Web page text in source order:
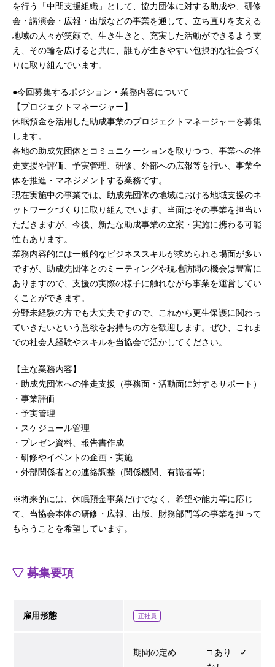
を行う「中間支援組織」として、協力団体に対する助成や、研修
会・講演会・広報・出版などの事業を通して、立ち直りを支える
地域の人々が笑顔で、生き生きと、充実した活動ができるよう支
え、その輪を広げると共に、誰もが生きやすい包摂的な社会づく
りに取り組んでいます。
●今回募集するポジション・業務内容について
【プロジェクトマネージャー】
休眠預金を活用した助成事業のプロジェクトマネージャーを募集
します。
各地の助成先団体とコミュニケーションを取りつつ、事業への伴
走支援や評価、予実管理、研修、外部への広報等を行い、事業全
体を推進・マネジメントする業務です。
現在実施中の事業では、助成先団体の地域における地域支援のネ
ットワークづくりに取り組んでいます。当面はその事業を担当い
ただきますが、今後、新たな助成事業の立案・実施に携わる可能
性もあります。
業務内容的には一般的なビジネススキルが求められる場面が多い
ですが、助成先団体とのミーティングや現地訪問の機会は豊富に
ありますので、支援の実際の様子に触れながら事業を運営してい
くことができます。
分野未経験の方でも大丈夫ですので、これから更生保護に関わっ
ていきたいという意欲をお持ちの方を歓迎します。ぜひ、これま
での社会人経験やスキルを当協会で活かしてください。
【主な業務内容】
・助成先団体への伴走支援（事務面・活動面に対するサポート）
・事業評価
・予実管理
・スケジュール管理
・プレゼン資料、報告書作成
・研修やイベントの企画・実施
・外部関係者との連絡調整（関係機関、有識者等）
※将来的には、休眠預金事業だけでなく、希望や能力等に応じ
て、当協会本体の研修・広報、出版、財務部門等の事業を担って
もらうことを希望しています。
募集要項
雇用形態 正社員
期間の定め
□ あり ✓